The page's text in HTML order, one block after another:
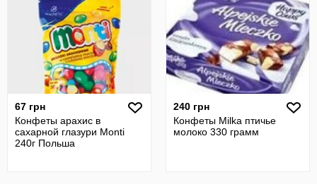
67 грн
Конфеты арахис в
сахарной глазури Monti
240г Польша
240 грн
Конфеты Milka птичье
молоко 330 грамм